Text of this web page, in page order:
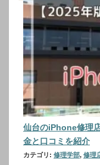
仙台のiPhone修理
金と口コミを紹介
カテゴリ: 修理学部, 修理